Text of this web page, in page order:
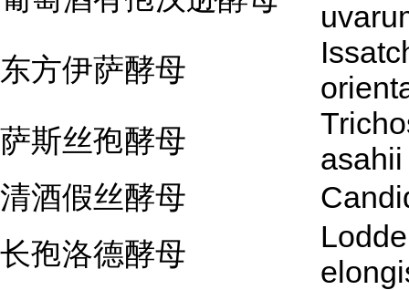
东方伊萨酵母
萨斯丝孢酵母
asahii
清酒假丝酵母
长孢洛德酵母